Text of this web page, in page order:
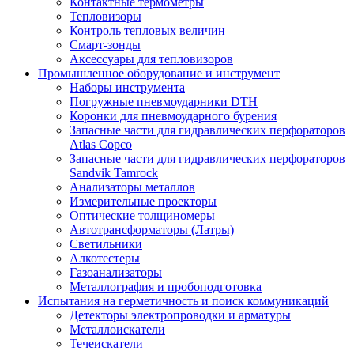
Тепловизоры
Контроль тепловых величин
Смарт-зонды
Аксессуары для тепловизоров
Промышленное оборудование и инструмент
Наборы инструмента
Погружные пневмоударники DTH
Коронки для пневмоударного бурения
Запасные части для гидравлических перфораторов
Atlas Copco
Запасные части для гидравлических перфораторов
Sandvik Tamrock
Анализаторы металлов
Измерительные проекторы
Оптические толщиномеры
Автотрансформаторы (Латры)
Светильники
Алкотестеры
Газоанализаторы
Металлография и пробоподготовка
Испытания на герметичность и поиск коммуникаций
Детекторы электропроводки и арматуры
Металлоискатели
Течеискатели